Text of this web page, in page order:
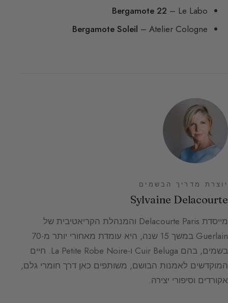
Bergamote 22 – Le Labo
Bergamote Soleil – Atelier Cologne
יוצרת מדריך הבשמים
Sylvaine Delacourte
מייסדת Delacourte Paris והמנהלת הקריאטיבית של
Guerlain במשך 15 שנה, היא עומדת מאחורי יותר מ-70
בשמים, בהם Cuir Beluga ו-La Petite Robe Noire. חיים
המוקדשים לאמנות הבושם, משותפים כאן דרך חומרי גלם,
אקורדים וסיפורי יצירה.